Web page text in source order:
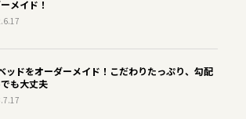
メイド！
ッドをオーダーメイド！こだわりたっぷり、勾配
も大丈夫